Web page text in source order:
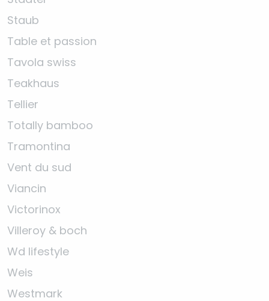
Staub
Table et passion
Tavola swiss
Teakhaus
Tellier
Totally bamboo
Tramontina
Vent du sud
Viancin
Victorinox
Villeroy & boch
Wd lifestyle
Weis
Westmark